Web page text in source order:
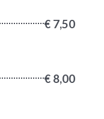
€ 7,50
€ 8,00